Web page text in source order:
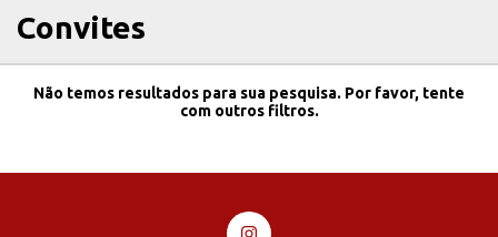
Convites
Não temos resultados para sua pesquisa. Por favor, tente
com outros filtros.